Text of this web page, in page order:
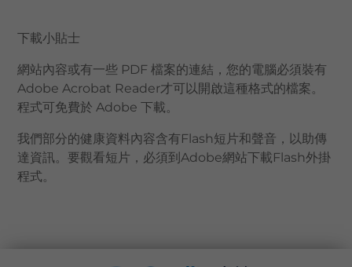
下載小貼士
網站內容或有一些 PDF 檔案的連結，您的電腦必須裝有
Adobe Acrobat Reader才可以開啟這種格式的檔案。
程式可免費於 Adobe 下載。
我們部分的健康資料內容含有Flash短片和聲音，以助傳
達資訊。要觀看短片，必須到Adobe網站下載Flash外掛
程式。